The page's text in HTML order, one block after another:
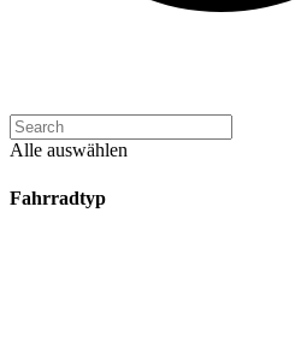
Alle auswählen
Fahrradtyp